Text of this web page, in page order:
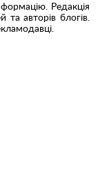
Редакція
та авторів блогів.